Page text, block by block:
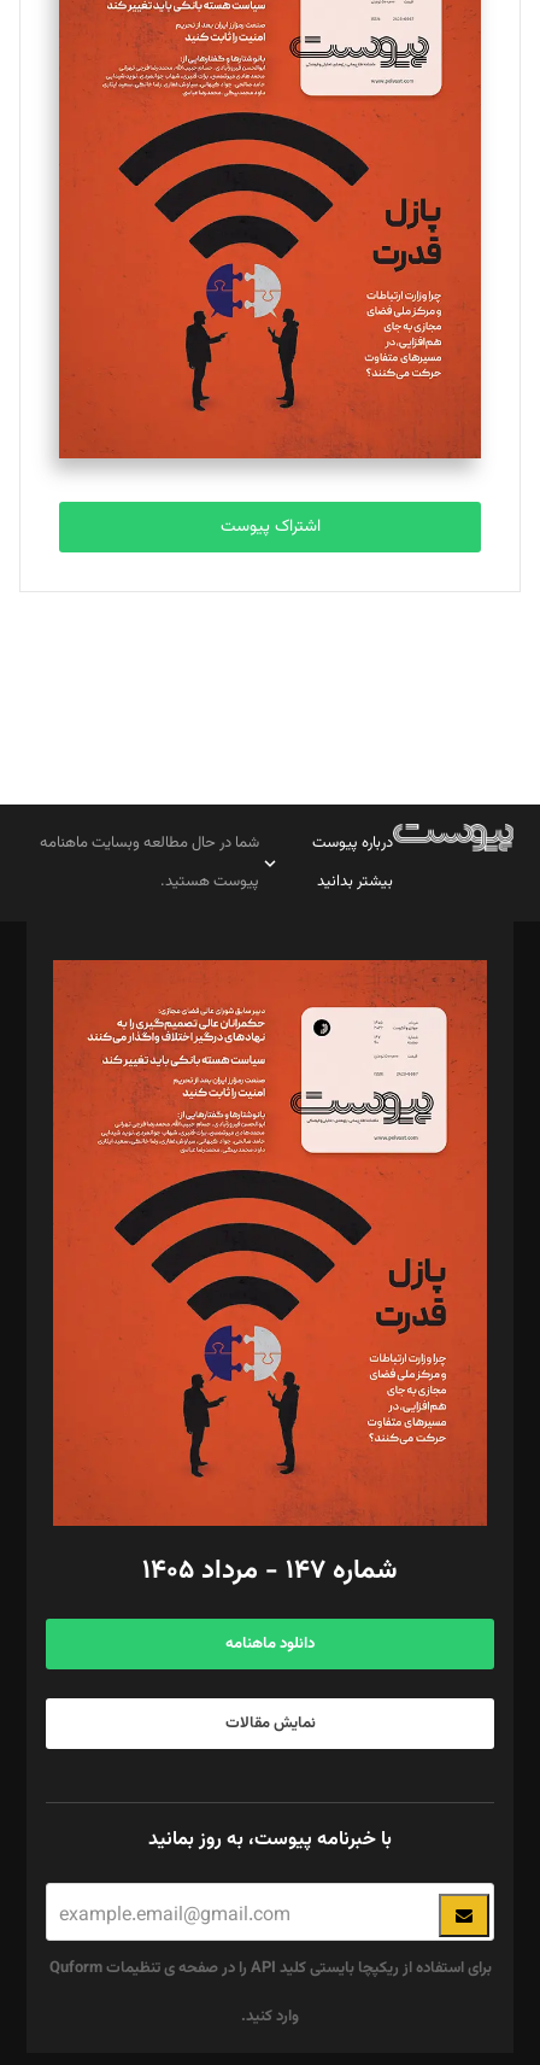
تحریریه
مینا پاکدل
یسنا امان‌پور
تحریریه
ملینا جعفری
تحریریه
مصطفی مسجدی آرانی
تحریریه
بابک نقاش
تحریریه
اشتراک پیوست
درباره پیوست
بیشتر بدانید
شما در حال مطالعه وبسایت ماهنامه
پیوست هستید.
مدیر مسئول: محمدباقر اثنی‌عشری
سردبیر: مهرک محمودی
دبیر تحریریه: میثم قاسمی
د‌بیر ناداستان: سمانه سمیع
د‌بیر خدمت و تجارت: ابوالفضل رجبی
د‌بیر حقوق فناوری: حسام‌الدین ایپکچی
د‌بیر پیوست جهان: مینا پاکدل
د‌بیر تحریریه آنلاین: بابک نقاش
تحریریه‌: مجتبی محمود‌ی، آرش برهمند، یسنا امان‌پور، سروش کرمیان،
مصطفی مسجدی آرانی، ابوالفضل رجبی، زهرا فکرانه، فائزه فتحی
رستمی،مصطفی باستان
ویرایش: نگار استاد‌‌آقا
طراح یونیفرم: مجید توکلی
فیلمبرداری و عکاسی: امیر شفیعی، مانی لطفی زاده
گرافیک و صفحه‌آرایی: سید‌سبحان‌علی ثابت
مد‌یر توسعه تجاری: کامبیز برید‌
امور مالی: شاپور رهبری، محمد‌ کاظمی‌نیا
آگهی و مشترکین: ۰۹۱۹۹۹۹۰۴۵۴
شماره ۱۴۷ - مرداد ۱۴۰۵
دانلود ماهنامه
نمایش مقالات
با خبرنامه پیوست، به روز بمانید
برای استفاده از ریکپچا بایستی کلید API را در صفحه ی تنظیمات Quform
وارد کنید.